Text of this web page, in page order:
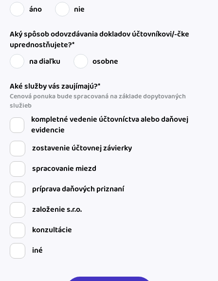
áno nie
Aký spôsob odovzdávania dokladov účtovníkovi/-čke
uprednostňujete?*
na diaľku
osobne
Aké služby vás zaujímajú?*
Cenová ponuka bude spracovaná na základe dopytovaných
služieb
kompletné vedenie účtovníctva alebo daňovej
evidencie
zostavenie účtovnej závierky
spracovanie miezd
príprava daňových priznaní
založenie s.r.o.
konzultácie
iné